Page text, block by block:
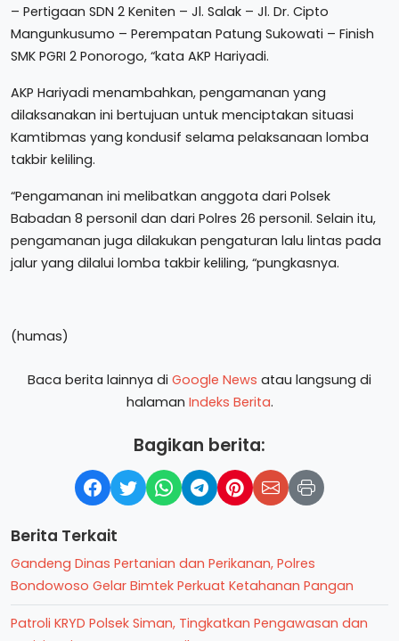
– Pertigaan SDN 2 Keniten – Jl. Salak – Jl. Dr. Cipto
Mangunkusumo – Perempatan Patung Sukowati – Finish
SMK PGRI 2 Ponorogo, “kata AKP Hariyadi.
AKP Hariyadi menambahkan, pengamanan yang
dilaksanakan ini bertujuan untuk menciptakan situasi
Kamtibmas yang kondusif selama pelaksanaan lomba
takbir keliling.
“Pengamanan ini melibatkan anggota dari Polsek
Babadan 8 personil dan dari Polres 26 personil. Selain itu,
pengamanan juga dilakukan pengaturan lalu lintas pada
jalur yang dilalui lomba takbir keliling, “pungkasnya.
(humas)
Baca berita lainnya di Google News atau langsung di
halaman Indeks Berita.
Bagikan berita:
Berita Terkait
Gandeng Dinas Pertanian dan Perikanan, Polres
Bondowoso Gelar Bimtek Perkuat Ketahanan Pangan
Patroli KRYD Polsek Siman, Tingkatkan Pengawasan dan